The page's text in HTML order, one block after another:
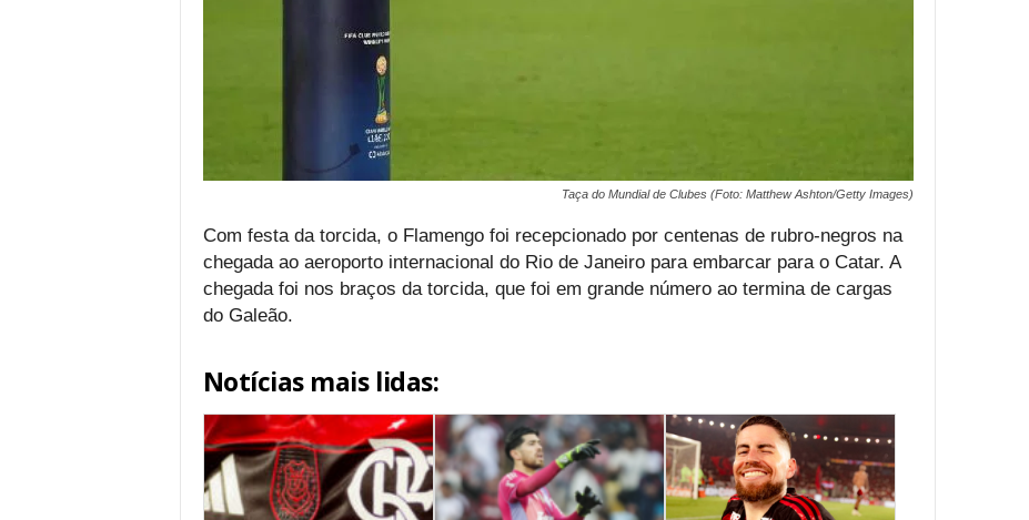
Taça do Mundial de Clubes (Foto: Matthew Ashton/Getty Images)
Com festa da torcida, o Flamengo foi recepcionado por centenas de rubro-negros na
chegada ao aeroporto internacional do Rio de Janeiro para embarcar para o Catar. A
chegada foi nos braços da torcida, que foi em grande número ao termina de cargas
do Galeão.
Notícias mais lidas: